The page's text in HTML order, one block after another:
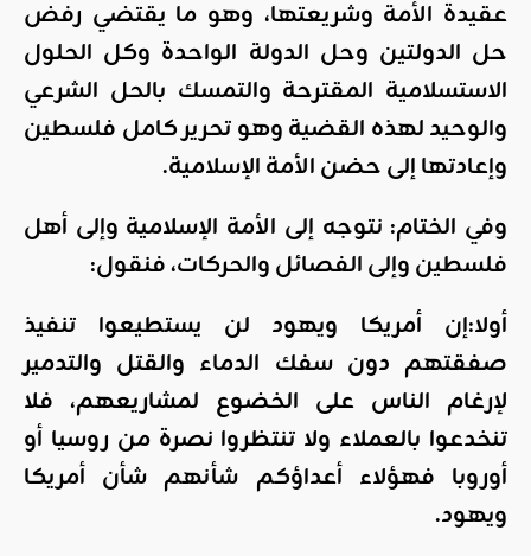
عقيدة الأمة وشريعتها، وهو ما يقتضي رفض
حل الدولتين وحل الدولة الواحدة وكل الحلول
الاستسلامية المقترحة والتمسك بالحل الشرعي
والوحيد لهذه القضية وهو تحرير كامل فلسطين
وإعادتها إلى حضن الأمة الإسلامية.
وفي الختام: نتوجه إلى الأمة الإسلامية وإلى أهل
فلسطين وإلى الفصائل والحركات، فنقول:
أولا:إن أمريكا ويهود لن يستطيعوا تنفيذ
صفقتهم دون سفك الدماء والقتل والتدمير
لإرغام الناس على الخضوع لمشاريعهم، فلا
تنخدعوا بالعملاء ولا تنتظروا نصرة من روسيا أو
أوروبا فهؤلاء أعداؤكم شأنهم شأن أمريكا
ويهود.